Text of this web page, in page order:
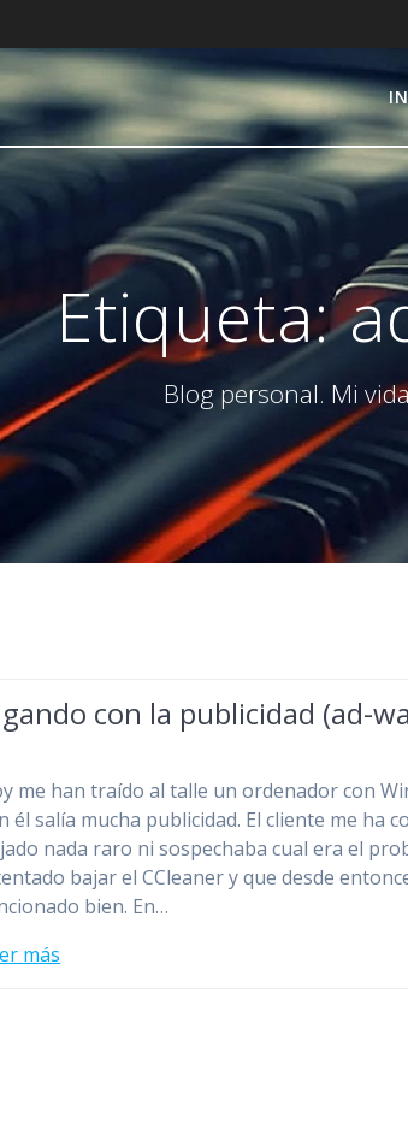
Etiqueta:
Blog personal. Mi
con la publicidad (ad-
me han traído al talle un ordenador con
él salía mucha publicidad. El cliente me ha
nada raro ni sospechaba cual era el
bajar el CCleaner y que desde
bien. En…
más